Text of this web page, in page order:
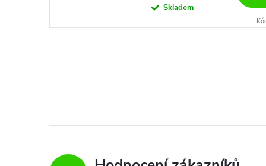
cena:Skladem